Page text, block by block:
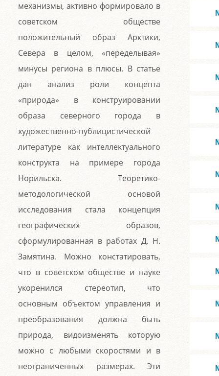
механизмы, активно формировало в
советском обществе
положительный образ Арктики,
Севера в целом, «переделывая»
минусы региона в плюсы. В статье
дан анализ роли концепта
«природа» в конструировании
образа северного города в
художественно-публицистической
литературе как интеллектуального
конструкта на примере города
Норильска. Теоретико-
методологической основой
исследования стала концепция
географических образов,
сформулированная в работах Д. Н.
Замятина. Можно констатировать,
что в советском обществе и науке
укоренился стереотип, что
основным объектом управления и
преобразования должна быть
природа, видоизменять которую
можно с любыми скоростями и в
неограниченных размерах. Эти